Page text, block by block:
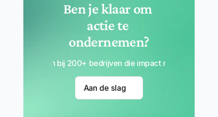
Ben je klaar om
actie te
ondernemen?
Sluit je aan bij 200+ bedrijven die impact maken met
Aan de slag